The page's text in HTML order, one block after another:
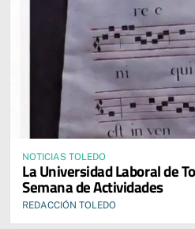
NOTICIAS TOLEDO
La Universidad Laboral de
Semana de Actividades
REDACCIÓN TOLEDO